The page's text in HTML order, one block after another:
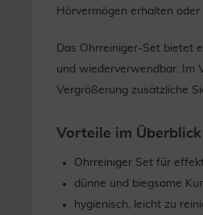
Hörvermögen erhalten
Das Ohrreiniger-Set bietet
und wiederverwendbar. Im
Vergrößerung zusätzliche
Vorteile im Überblick
Ohrreiniger Set für
dünne und biegsame
hygienisch, leicht zu